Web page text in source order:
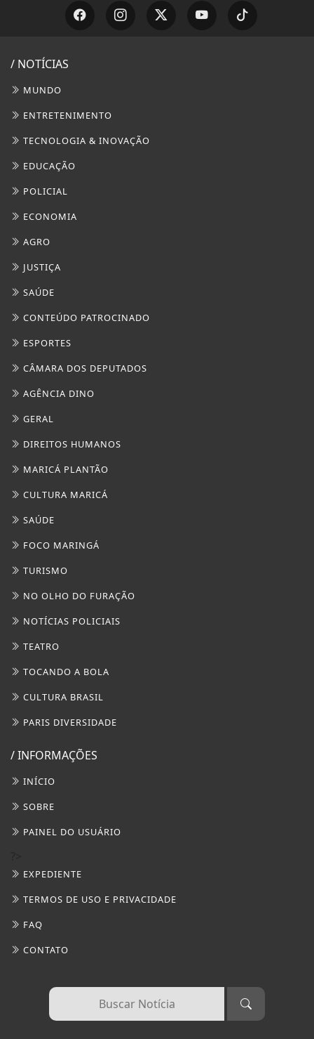
/ NOTÍCIAS
MUNDO
ENTRETENIMENTO
TECNOLOGIA & INOVAÇÃO
EDUCAÇÃO
POLICIAL
ECONOMIA
AGRO
JUSTIÇA
SAÚDE
CONTEÚDO PATROCINADO
ESPORTES
CÂMARA DOS DEPUTADOS
AGÊNCIA DINO
GERAL
DIREITOS HUMANOS
MARICÁ PLANTÃO
CULTURA MARICÁ
SAÚDE
FOCO MARINGÁ
TURISMO
NO OLHO DO FURAÇÃO
NOTÍCIAS POLICIAIS
TEATRO
TOCANDO A BOLA
CULTURA BRASIL
PARIS DIVERSIDADE
/ INFORMAÇÕES
INÍCIO
SOBRE
PAINEL DO USUÁRIO
EXPEDIENTE
TERMOS DE USO E PRIVACIDADE
FAQ
CONTATO
Termos de Uso e Privacidade